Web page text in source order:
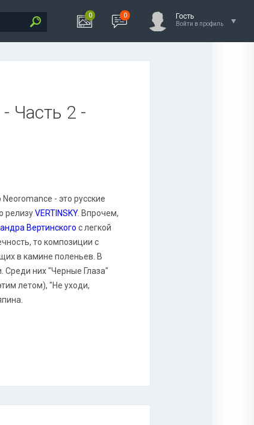
0 0 Гость
Войти в профиль
Часть 2 -
- это русские
релизуVERTINSKY. Впрочем,
Вертинского с легкой
то композиции с
в камине поленьев. В
Среди них "Черные Глаза"
летом), "Не уходи,